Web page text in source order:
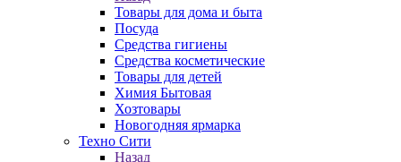
Товары для дома и быта
Посуда
Средства гигиены
Средства косметические
Товары для детей
Химия Бытовая
Хозтовары
Новогодняя ярмарка
Техно Сити
Назад